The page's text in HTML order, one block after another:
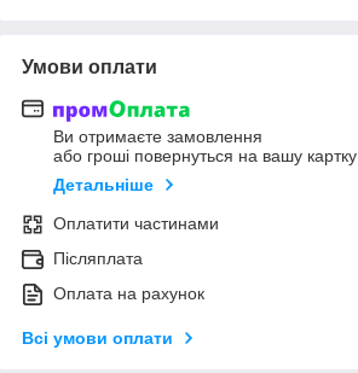
Умови оплати
Ви отримаєте замовлення
або гроші повернуться на вашу картку
Детальніше
Оплатити частинами
Післяплата
Оплата на рахунок
Всі умови оплати